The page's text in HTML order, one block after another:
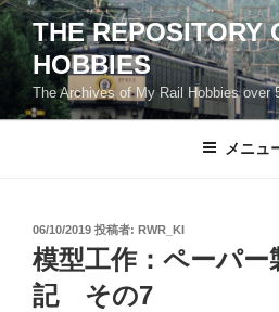
コ
ン
ツ
THE REPOSITORY
HOBBIES
The Archives of My Rail Hobbies over
メニュ
投
稿
日:
06/10/2019 投稿者: RWR_KI
模型工作：ペーパー
記 その7